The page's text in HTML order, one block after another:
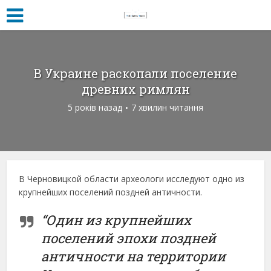
В Украине раскопали поселение
древних римлян
5 років назад 7 хвилин читання
В Черновицкой области археологи исследуют одно из
крупнейших поселений поздней античности.
“Один из крупнейших
поселений эпохи поздней
античности на территории